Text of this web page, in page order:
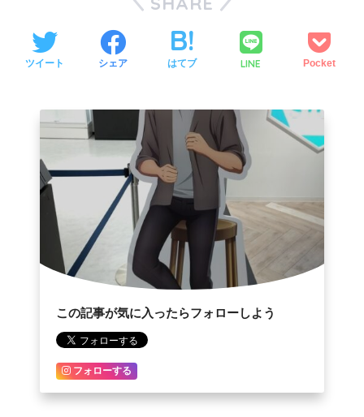
ツイート シェア はてブ LINE Pocket
この記事が気に入ったらフォローしよう
フォローする